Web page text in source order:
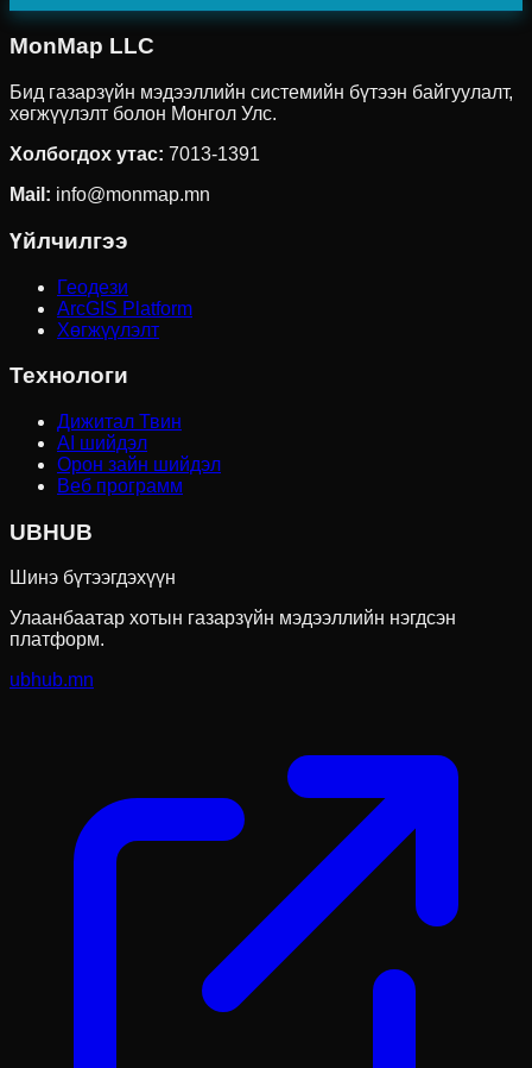
MonMap LLC
Бид газарзүйн мэдээллийн системийн бүтээн байгуулалт,
хөгжүүлэлт болон Монгол Улс.
Холбогдох утас: 7013-1391
Mail: info@monmap.mn
Үйлчилгээ
Геодези
ArcGIS Platform
Хөгжүүлэлт
Технологи
Дижитал Твин
AI шийдэл
Орон зайн шийдэл
Веб программ
UBHUB
Шинэ бүтээгдэхүүн
Улаанбаатар хотын газарзүйн мэдээллийн нэгдсэн
платформ.
ubhub.mn